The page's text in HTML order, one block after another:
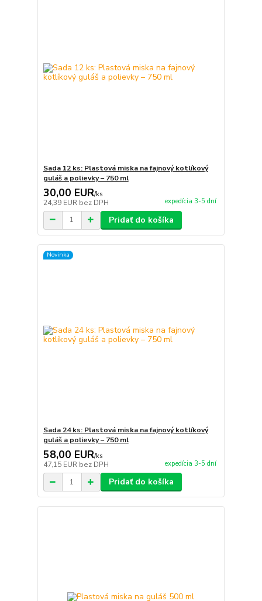
Sada 12 ks: Plastová miska na fajnový kotlíkový
guláš a polievky – 750 ml
30,00 EUR/ks
24,39 EUR bez DPH expedícia 3-5 dní
Pridať do košíka
Novinka
Sada 24 ks: Plastová miska na fajnový kotlíkový
guláš a polievky – 750 ml
58,00 EUR/ks
47,15 EUR bez DPH expedícia 3-5 dní
Pridať do košíka